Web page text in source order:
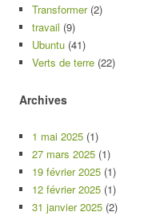
Transformer(2)
travail (9)
Ubuntu (41)
Verts de terre (22)
Archives
1 mai 2025 (1)
27 mars 2025 (1)
19 février 2025 (1)
12 février 2025 (1)
31 janvier 2025 (2)